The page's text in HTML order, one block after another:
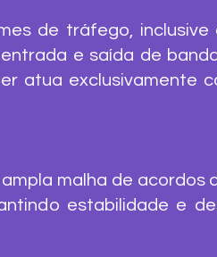
de tráfego,
e saída de
atua exclusivamente
malha de acordos
estabilidade e